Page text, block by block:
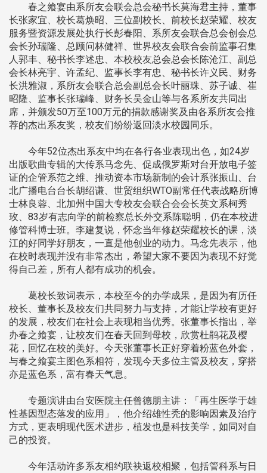
春之飨宴由系所友会联会总会秘书长莫海君主持，董事
长张家宜、校长葛焕昭、三位副校长、前校长赵荣耀、校友
服务暨资源发展处执行长彭春阳、系所友会联合总会创会总
会长孙瑞隆、总顾问林健祥、世界校友会联合会前监事召集
人郭丰、秘书长李述忠、本校校友总会总会长陈沧江、副总
会长林亮宇、许孟纪、监事长李有忠、秘书长许义民、财务
长洪雅淑，系所友会联合总会副总会长叶丽珠、苏子诚、崔
昭隆、监事长张瑞峰、财务长吴金山等与各系所友共同出
席，并颁发50万至100万元的捐款感谢奖及由各系所友会推
荐的杰出系友奖，校友们纷纷返回淡水校园同乐。
今年52位杰出系友中均在各行各业表现出色，如24岁
出版歌曲专辑的大传系马念先、促成俄罗斯对台开放电子签
证的企管系范之维、推动资本市场新制的会计系张振山、台
北广播电台台长胡绍谦、世贸组织WTO副常任代表战略所博
士林良蓉、北加州中国大专校友会联合会会长英文系柯秀
玫、83岁有志向学的前检察总长外交系陈聪明，仍在本校进
修管科博士班。李建复说，怀念当年修赵荣耀校长的课，淡
江的好同学好朋友，一直是他创业的动力。马念先表示，他
在校时表现并没有非常杰出，希望大家不要因为表现不好觉
得自己差，所有人都有成功的机会。
葛校长致词表示，本校至今的办学成果，是因为有历任
校长、董事长及校友们共同努力与支持，才能让学校有更好
的发展，校友们在社会上表现相当优秀。张董事长指出，举
办春之飨宴，让校友们在春天回到母校，欣赏杜鹃花及樱
花，回忆在校的美好。今天张董事长正好穿着粉蓝色外套，
与春之飨宴主图色系相符，发现今天多位主管及校友，穿搭
亦是蓝色系，富有春天气息。
专题演讲由台安医院主任曾德朋主讲：「再生医学于雄
性基因型态落发的应用」，他介绍雄性秃的影响因素及治疗
方式，更表明现代医术进步，植发也是科技美学，如同对自
己的投资。
今年活动许多系友相约联袂返校相聚，包括管科系与日